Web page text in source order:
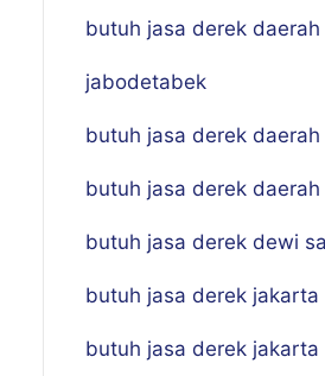
butuh jasa derek daerah
jabodetabek
butuh jasa derek
butuh jasa derek daerah
butuh jasa derek dewi
butuh jasa derek jakarta
butuh jasa derek jakarta